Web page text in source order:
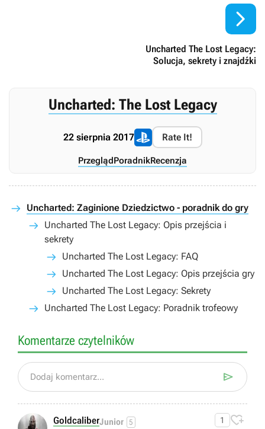
Uncharted The Lost Legacy:
Solucja, sekrety i znajdźki

Uncharted: The Lost Legacy
22 sierpnia 2017 Rate It!
PrzeglądPoradnikRecenzja
Uncharted: Zaginione Dziedzictwo - poradnik do gry
Uncharted The Lost Legacy: Opis przejścia i
sekrety
Uncharted The Lost Legacy: FAQ
Uncharted The Lost Legacy: Opis przejścia gry
Uncharted The Lost Legacy: Sekrety
Uncharted The Lost Legacy: Poradnik trofeowy
Komentarze czytelników
Dodaj komentarz... 
GoldcaliberJunior 5 1 